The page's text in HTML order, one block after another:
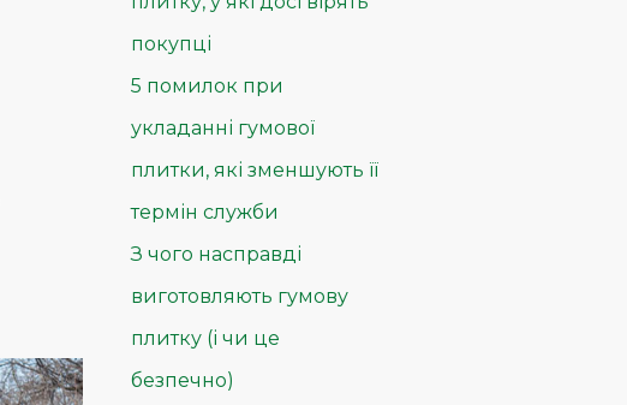
покупці
5 помилок при
укладанні гумової
плитки, які зменшують її
термін служби
З чого насправді
виготовляють гумову
плитку (і чи це
безпечно)